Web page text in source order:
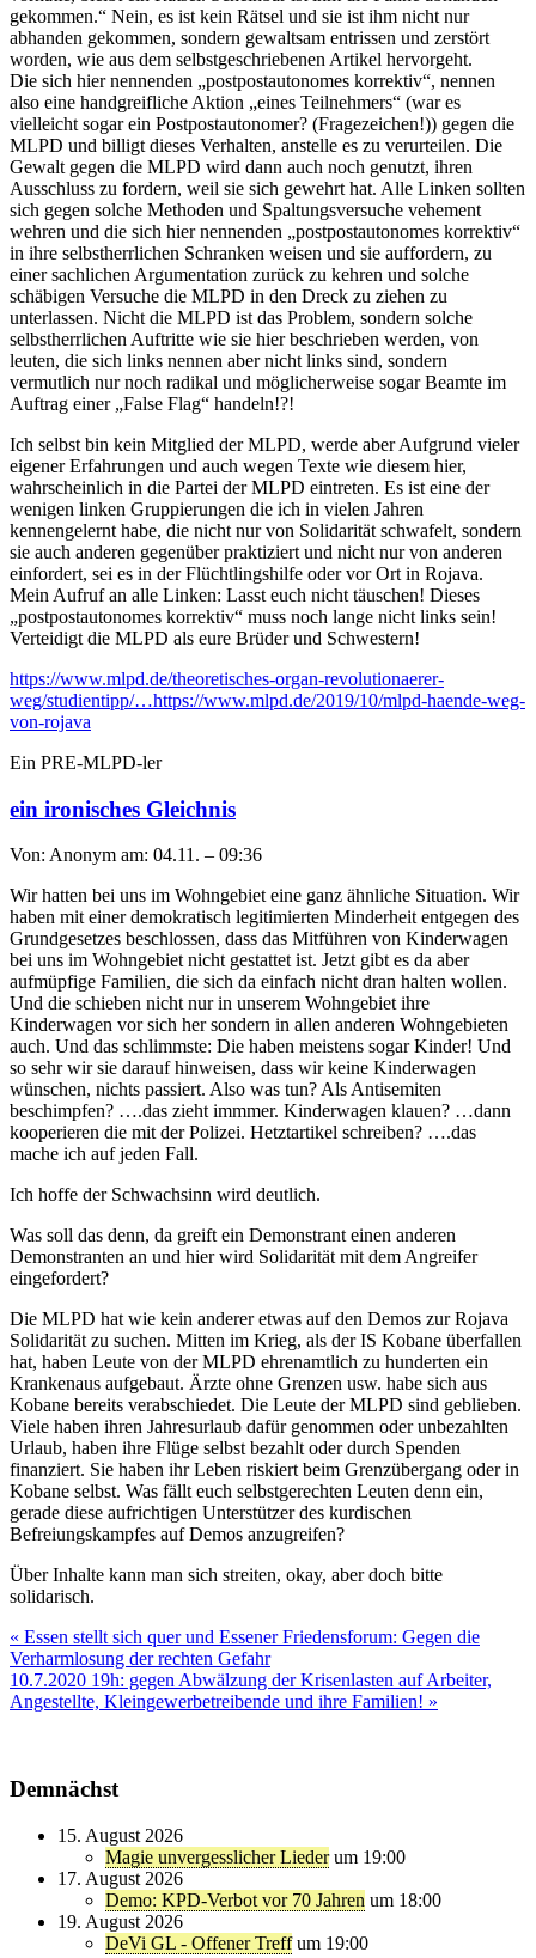
gekommen.“ Nein, es ist kein Rätsel und sie ist ihm nicht nur
abhanden gekommen, sondern gewaltsam entrissen und zerstört
worden, wie aus dem selbstgeschriebenen Artikel hervorgeht.
Die sich hier nennenden „postpostautonomes korrektiv“, nennen
also eine handgreifliche Aktion „eines Teilnehmers“ (war es
vielleicht sogar ein Postpostautonomer? (Fragezeichen!)) gegen die
MLPD und billigt dieses Verhalten, anstelle es zu verurteilen. Die
Gewalt gegen die MLPD wird dann auch noch genutzt, ihren
Ausschluss zu fordern, weil sie sich gewehrt hat. Alle Linken sollten
sich gegen solche Methoden und Spaltungsversuche vehement
wehren und die sich hier nennenden „postpostautonomes korrektiv“
in ihre selbstherrlichen Schranken weisen und sie auffordern, zu
einer sachlichen Argumentation zurück zu kehren und solche
schäbigen Versuche die MLPD in den Dreck zu ziehen zu
unterlassen. Nicht die MLPD ist das Problem, sondern solche
selbstherrlichen Auftritte wie sie hier beschrieben werden, von
leuten, die sich links nennen aber nicht links sind, sondern
vermutlich nur noch radikal und möglicherweise sogar Beamte im
Auftrag einer „False Flag“ handeln!?!
Ich selbst bin kein Mitglied der MLPD, werde aber Aufgrund vieler
eigener Erfahrungen und auch wegen Texte wie diesem hier,
wahrscheinlich in die Partei der MLPD eintreten. Es ist eine der
wenigen linken Gruppierungen die ich in vielen Jahren
kennengelernt habe, die nicht nur von Solidarität schwafelt, sondern
sie auch anderen gegenüber praktiziert und nicht nur von anderen
einfordert, sei es in der Flüchtlingshilfe oder vor Ort in Rojava.
Mein Aufruf an alle Linken: Lasst euch nicht täuschen! Dieses
„postpostautonomes korrektiv“ muss noch lange nicht links sein!
Verteidigt die MLPD als eure Brüder und Schwestern!
https://www.mlpd.de/theoretisches-organ-revolutionaerer-
weg/studientipp/…https://www.mlpd.de/2019/10/mlpd-haende-weg-
von-rojava
Ein PRE-MLPD-ler
ein ironisches Gleichnis
Von: Anonym am: 04.11. – 09:36
Wir hatten bei uns im Wohngebiet eine ganz ähnliche Situation. Wir
haben mit einer demokratisch legitimierten Minderheit entgegen des
Grundgesetzes beschlossen, dass das Mitführen von Kinderwagen
bei uns im Wohngebiet nicht gestattet ist. Jetzt gibt es da aber
aufmüpfige Familien, die sich da einfach nicht dran halten wollen.
Und die schieben nicht nur in unserem Wohngebiet ihre
Kinderwagen vor sich her sondern in allen anderen Wohngebieten
auch. Und das schlimmste: Die haben meistens sogar Kinder! Und
so sehr wir sie darauf hinweisen, dass wir keine Kinderwagen
wünschen, nichts passiert. Also was tun? Als Antisemiten
beschimpfen? ….das zieht immmer. Kinderwagen klauen? …dann
kooperieren die mit der Polizei. Hetztartikel schreiben? ….das
mache ich auf jeden Fall.
Ich hoffe der Schwachsinn wird deutlich.
Was soll das denn, da greift ein Demonstrant einen anderen
Demonstranten an und hier wird Solidarität mit dem Angreifer
eingefordert?
Die MLPD hat wie kein anderer etwas auf den Demos zur Rojava
Solidarität zu suchen. Mitten im Krieg, als der IS Kobane überfallen
hat, haben Leute von der MLPD ehrenamtlich zu hunderten ein
Krankenaus aufgebaut. Ärzte ohne Grenzen usw. habe sich aus
Kobane bereits verabschiedet. Die Leute der MLPD sind geblieben.
Viele haben ihren Jahresurlaub dafür genommen oder unbezahlten
Urlaub, haben ihre Flüge selbst bezahlt oder durch Spenden
finanziert. Sie haben ihr Leben riskiert beim Grenzübergang oder in
Kobane selbst. Was fällt euch selbstgerechten Leuten denn ein,
gerade diese aufrichtigen Unterstützer des kurdischen
Befreiungskampfes auf Demos anzugreifen?
Über Inhalte kann man sich streiten, okay, aber doch bitte
solidarisch.
Beitragsnavigation
« Essen stellt sich quer und Essener Friedensforum: Gegen die
Verharmlosung der rechten Gefahr
10.7.2020 19h: gegen Abwälzung der Krisenlasten auf Arbeiter,
Angestellte, Kleingewerbetreibende und ihre Familien! »
Demnächst
15. August 2026
Magie unvergesslicher Lieder um 19:00
17. August 2026
Demo: KPD-Verbot vor 70 Jahren um 18:00
19. August 2026
DeVi GL - Offener Treff um 19:00